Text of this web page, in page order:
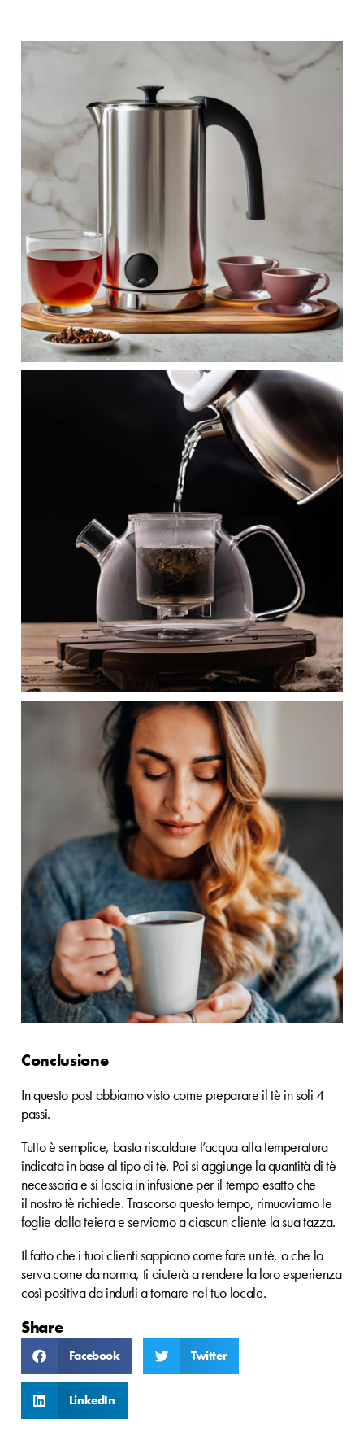
Conclusione
In questo post abbiamo visto come preparare il tè in soli 4
passi.
Tutto è semplice, basta riscaldare l’acqua alla temperatura
indicata in base al tipo di tè. Poi si aggiunge la quantità di tè
necessaria e si lascia in infusione per il tempo esatto che
il nostro tè richiede. Trascorso questo tempo, rimuoviamo le
foglie dalla teiera e serviamo a ciascun cliente la sua tazza.
Il fatto che i tuoi clienti sappiano come fare un tè, o che lo
serva come da norma, ti aiuterà a rendere la loro esperienza
così positiva da indurli a tornare nel tuo locale.
Share
Facebook Twitter
LinkedIn